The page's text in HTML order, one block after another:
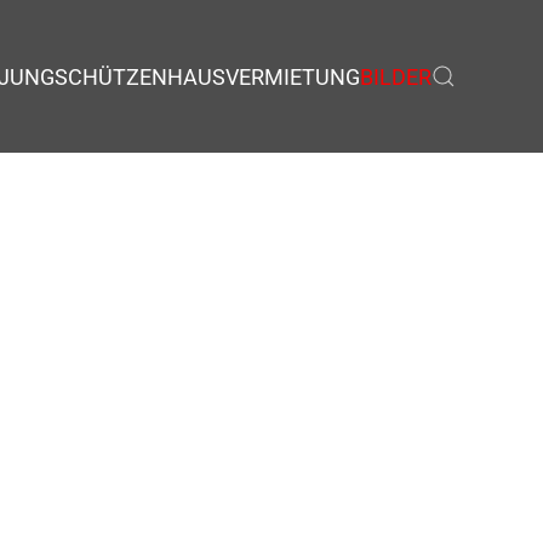
HAUSVERMIETUNGBILDER